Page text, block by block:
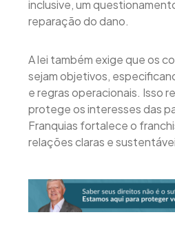
inclusive, um
reparação do dano.
A lei também exige que os
sejam objetivos,
e regras operacionais. Isso
protege os interesses das
Franquias fortalece o
relações claras e